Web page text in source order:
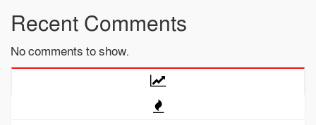
Recent Comments
No comments to show.